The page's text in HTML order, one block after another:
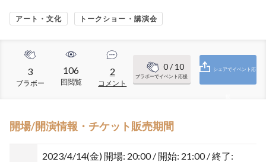
アート・文化 トークショー・講演会
3
ブラボー
106
回閲覧
2
コメント
0/ 10
ブラボーでイベント応援
シェアでイベント応
開場/開演情報・チケット販売期間
2023/4/14(金) 開場: 20:00 / 開始: 21:00 / 終了: